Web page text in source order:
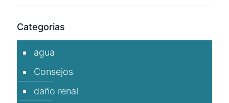
Categorias
agua
Consejos
daño renal